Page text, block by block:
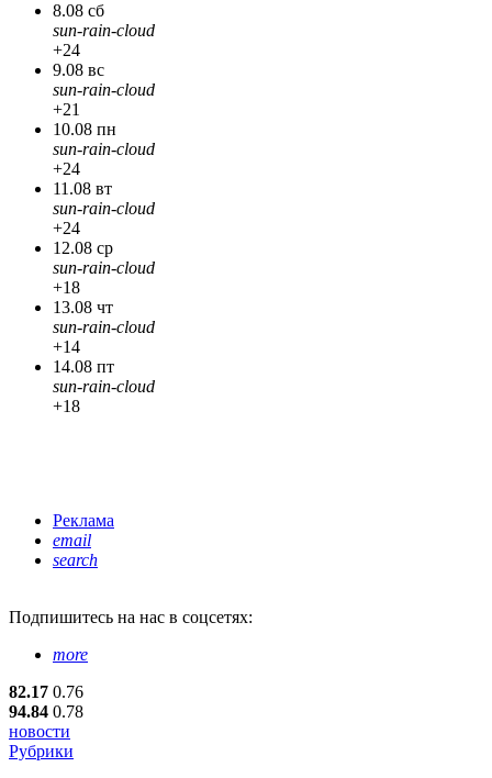
8.08 сб
sun-rain-cloud
+24
9.08 вс
sun-rain-cloud
+21
10.08 пн
sun-rain-cloud
+24
11.08 вт
sun-rain-cloud
+24
12.08 ср
sun-rain-cloud
+18
13.08 чт
sun-rain-cloud
+14
14.08 пт
sun-rain-cloud
+18
Реклама
email
search
Подпишитесь на нас в соцсетях:
more
82.17 0.76
94.84 0.78
новости
Рубрики